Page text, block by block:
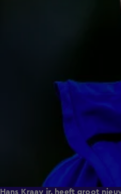
Hans Kraay jr. heeft groot